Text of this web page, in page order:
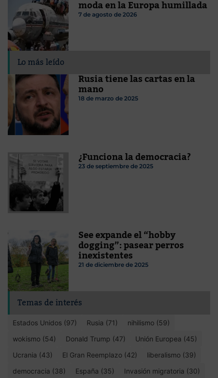
moda en la Europa humillada
7 de agosto de 2026
Lo más leído
Rusia tiene las cartas en la
mano
18 de marzo de 2025
¿Funciona la democracia?
23 de septiembre de 2025
See expande el “hobby
dogging”: pasear perros
inexistentes
21 de diciembre de 2025
Temas de interés
Estados Unidos (97) Rusia (71)
nihilismo (59)
wokismo (54)
Donald Trump (47)
Unión Europea (45)
Ucrania (43)
El Gran Reemplazo (42)
liberalismo (39)
democracia (38)
España (35)
Invasión migratoria (30)